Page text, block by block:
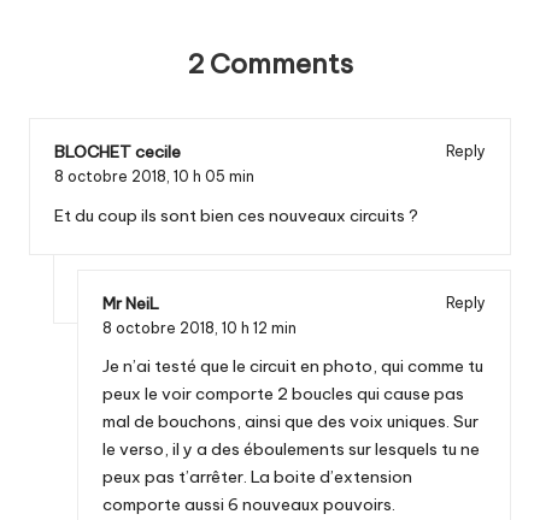
2 Comments
BLOCHET cecile
Reply
8 octobre 2018, 10 h 05 min
Et du coup ils sont bien ces nouveaux circuits ?
Mr NeiL
Reply
8 octobre 2018, 10 h 12 min
Je n’ai testé que le circuit en photo, qui comme tu
peux le voir comporte 2 boucles qui cause pas
mal de bouchons, ainsi que des voix uniques. Sur
le verso, il y a des éboulements sur lesquels tu ne
peux pas t’arrêter. La boite d’extension
comporte aussi 6 nouveaux pouvoirs.